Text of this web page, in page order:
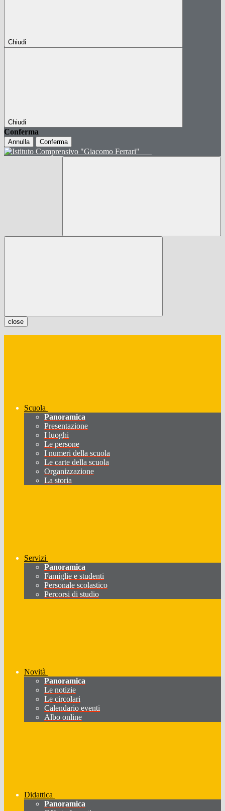
Chiudi
Chiudi
Conferma
Annulla Conferma
close
Scuola
Panoramica
Presentazione
I luoghi
Le persone
I numeri della scuola
Le carte della scuola
Organizzazione
La storia
Servizi
Panoramica
Famiglie e studenti
Personale scolastico
Percorsi di studio
Novità
Panoramica
Le notizie
Le circolari
Calendario eventi
Albo online
Didattica
Panoramica